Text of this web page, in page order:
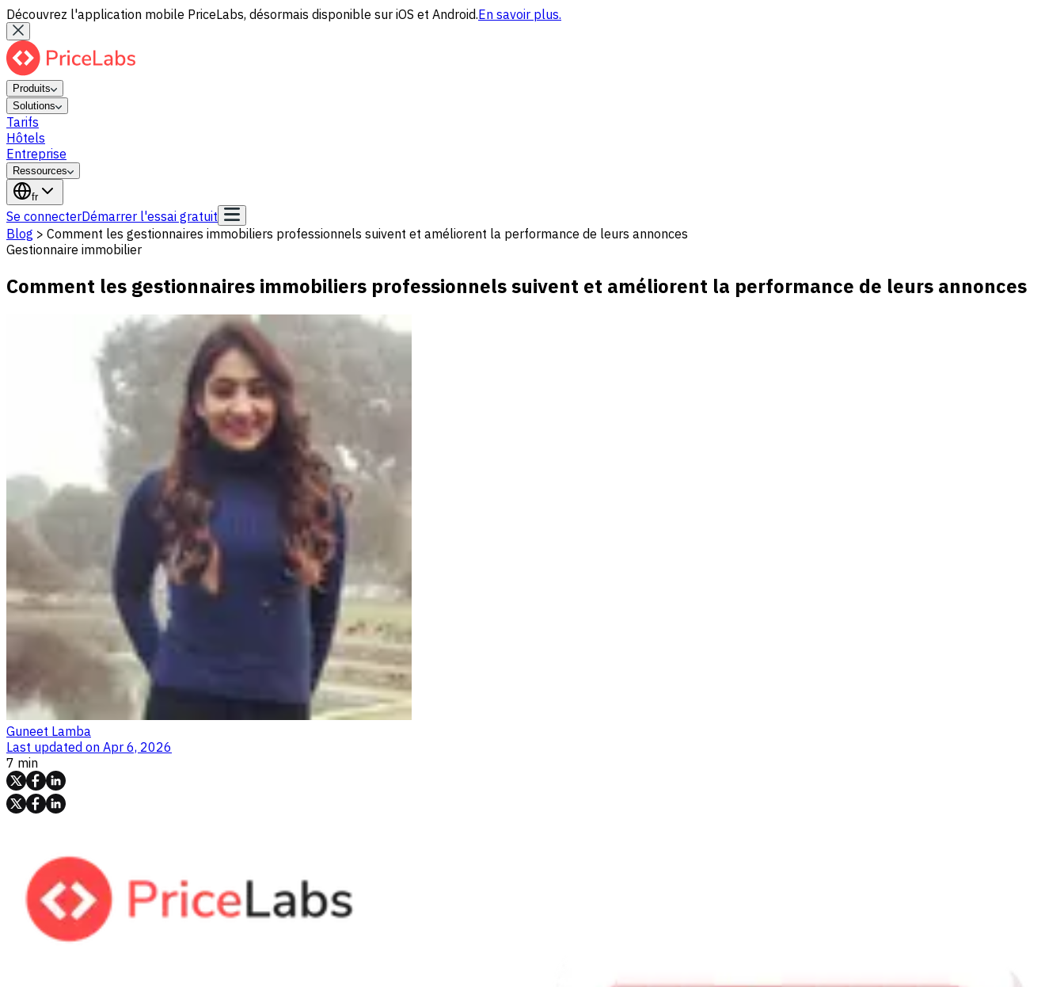
Découvrez l'application mobile PriceLabs, désormais disponible sur iOS et Android.En savoir plus.
Produits
Solutions
Tarifs
Hôtels
Entreprise
Ressources
fr
Se connecterDémarrer l'essai gratuit
Blog > Comment les gestionnaires immobiliers professionnels suivent et améliorent la performance de leurs annonces
Gestionnaire immobilier
Comment les gestionnaires immobiliers professionnels suivent et améliorent la performance de leurs annonces
Guneet Lamba
Last updated on Apr 6, 2026
7 min